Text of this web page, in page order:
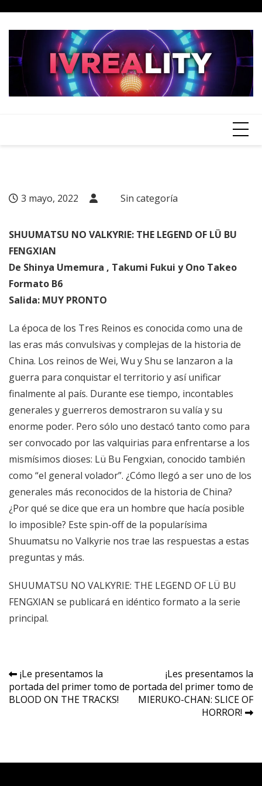
content
3 mayo, 2022 Sin categoría
SHUUMATSU NO VALKYRIE: THE LEGEND OF LÜ BU
FENGXIAN
De Shinya Umemura , Takumi Fukui y Ono Takeo
Formato B6
Salida: MUY PRONTO
La época de los Tres Reinos es conocida como una de
las eras más convulsivas y complejas de la historia de
China. Los reinos de Wei, Wu y Shu se lanzaron a la
guerra para conquistar el territorio y así unificar
finalmente al país. Durante ese tiempo, incontables
generales y guerreros demostraron su valía y su
enorme poder. Pero sólo uno destacó tanto como para
ser convocado por las valquirias para enfrentarse a los
mismísimos dioses: Lü Bu Fengxian, conocido también
como “el general volador”. ¿Cómo llegó a ser uno de los
generales más reconocidos de la historia de China?
¿Por qué se dice que era un hombre que hacía posible
lo imposible? Este spin-off de la popularísima
Shuumatsu no Valkyrie nos trae las respuestas a estas
preguntas y más.
SHUUMATSU NO VALKYRIE: THE LEGEND OF LÜ BU
FENGXIAN se publicará en idéntico formato a la serie
principal.
Navegación
de
¡Le presentamos la
portada del primer tomo de
BLOOD ON THE TRACKS!
¡Les presentamos la
portada del primer tomo de
MIERUKO-CHAN: SLICE OF
HORROR!